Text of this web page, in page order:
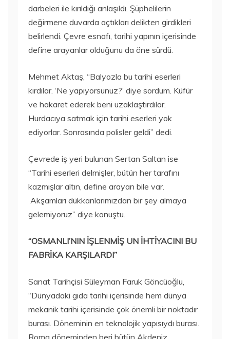
darbeleri ile kırıldığı anlaşıldı. Şüphelilerin
değirmene duvarda açtıkları delikten girdikleri
belirlendi. Çevre esnafı, tarihi yapının içerisinde
define arayanlar olduğunu da öne sürdü.
Mehmet Aktaş, “Balyozla bu tarihi eserleri
kırdılar. ‘Ne yapıyorsunuz?’ diye sordum. Küfür
ve hakaret ederek beni uzaklaştırdılar.
Hurdacıya satmak için tarihi eserleri yok
ediyorlar. Sonrasında polisler geldi” dedi.
Çevrede iş yeri bulunan Sertan Saltan ise
“Tarihi eserleri delmişler, bütün her tarafını
kazmışlar altın, define arayan bile var.
Akşamları dükkanlarımızdan bir şey almaya
gelemiyoruz” diye konuştu.
“OSMANLI’NIN İŞLENMİŞ UN İHTİYACINI BU
FABRİKA KARŞILARDI”
Sanat Tarihçisi Süleyman Faruk Göncüoğlu,
“Dünyadaki gıda tarihi içerisinde hem dünya
mekanik tarihi içerisinde çok önemli bir noktadır
burası. Döneminin en teknolojik yapısıydı burası.
Roma döneminden beri bütün Akdeniz